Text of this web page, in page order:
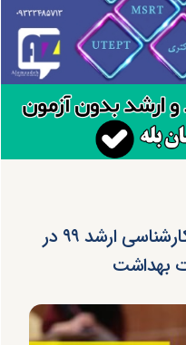
تعیین زمان جدید آزمون کارشناسی ارشد ۹۹ در
بهداشت